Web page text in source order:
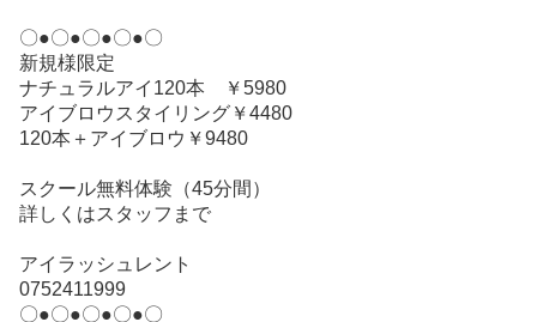
〇●〇●〇●〇●〇
新規様限定
ナチュラルアイ120本 ￥5980
アイブロウスタイリング￥4480
120本＋アイブロウ￥9480
スクール無料体験（45分間）
詳しくはスタッフまで
アイラッシュレント
0752411999
〇●〇●〇●〇●〇